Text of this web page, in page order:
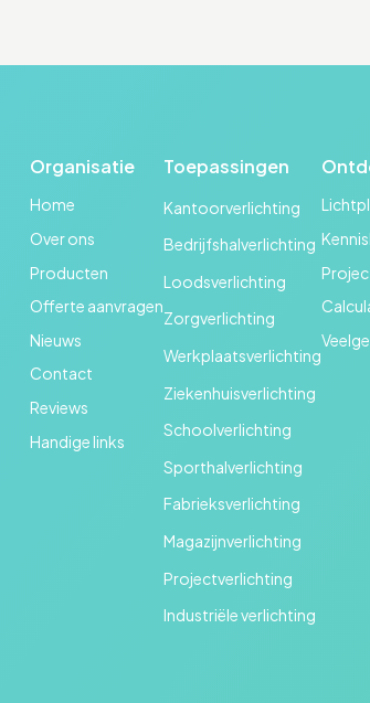
Organisatie
Home
Over ons
Producten
Offerte aanvragen
Nieuws
Contact
Reviews
Handige links
Toepassingen
Kantoorverlichting
Bedrijfshalverlichting
Loodsverlichting
Zorgverlichting
Werkplaatsverlichting
Ziekenhuisverlichting
Schoolverlichting
Sporthalverlichting
Fabrieksverlichting
Magazijnverlichting
Projectverlichting
Industriële verlichting